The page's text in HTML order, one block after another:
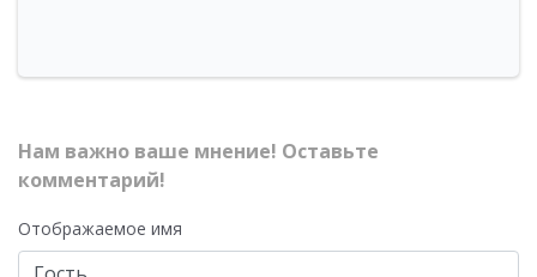
Нам важно ваше мнение! Оставьте
комментарий!
Отображаемое имя